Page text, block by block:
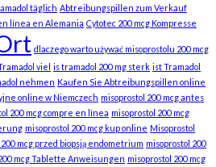
täglich Abtreibungspillen zum Verkauf
línea en Alemania Cytotec 200 mcg Kompresse
dlaczego warto używać misoprostolu 200 mcg
viel is tramadol 200 mg sterk ist Tramadol
nehmen Kaufen Sie Abtreibungspillen online
online w Niemczech misoprostol 200 mcg antes
200 mcg compre en línea misoprostol 200 mcg
misoprostol 200 mcg kup online Misoprostol
mcg przed biopsją endometrium misoprostol 200
mcg Tablette Anweisungen misoprostol 200 mcg